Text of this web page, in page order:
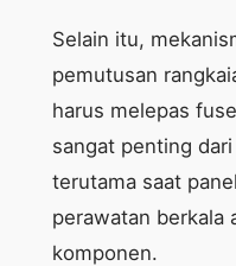
Selain itu,
pemutusan
harus melepas
sangat penting
terutama saat
perawatan berkala
komponen.